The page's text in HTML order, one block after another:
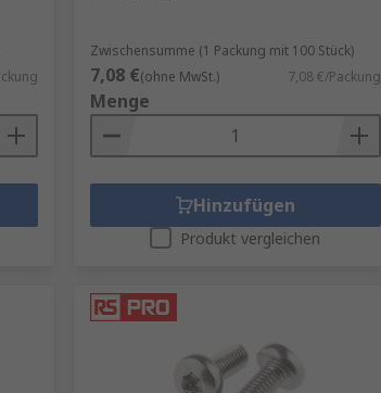
Zwischensumme (1 Packung mit 100 Stück)
7,08 €(ohne MwSt.) 7,08 €/Packung
Menge
Hinzufügen
Produkt vergleichen